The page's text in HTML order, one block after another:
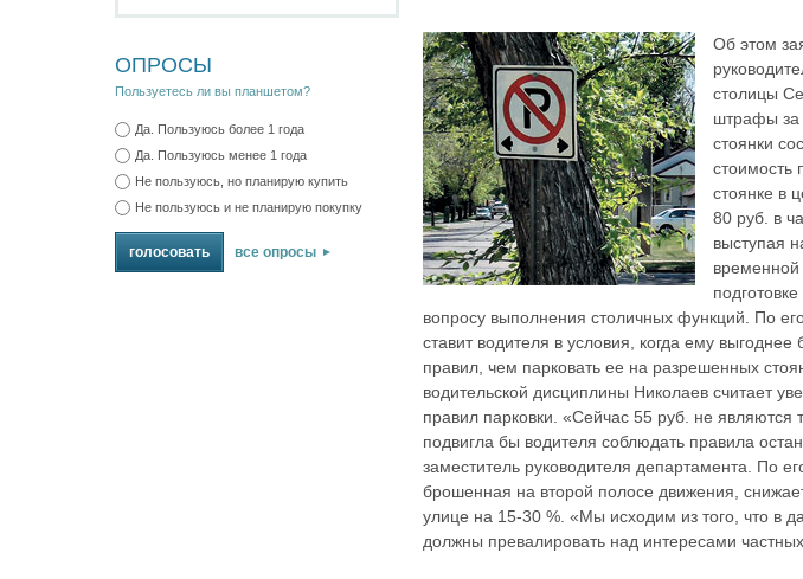
ОПРОСЫ
Пользуетесь ли вы планшетом?
Да. Пользуюсь более 1 года
Да. Пользуюсь менее 1 года
Не пользуюсь, но планирую купить
Не пользуюсь и не планирую покупку
все опросы
Об этом
столицы
штрафы за
стоянки
стоимость
стоянке в
80 руб. в
выступая
вопросу выполнения столичных функций. По
ставит водителя в условия, когда ему
правил, чем парковать ее на разрешенных
водительской дисциплины Николаев считает
правил парковки. «Сейчас 55 руб. не являются
подвигла бы водителя соблюдать правила
заместитель руководителя департамента. По
брошенная на второй полосе движения,
улице на 15‑30 %. «Мы исходим из того, что в
должны превалировать над интересами